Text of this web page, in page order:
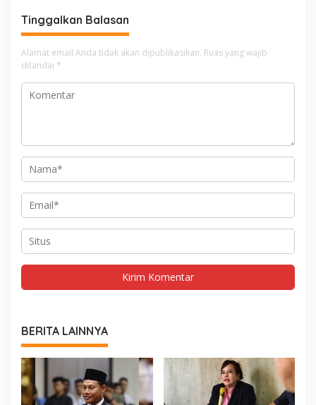
Tinggalkan Balasan
Alamat email Anda tidak akan dipublikasikan. Ruas yang wajib
ditandai *
BERITA LAINNYA